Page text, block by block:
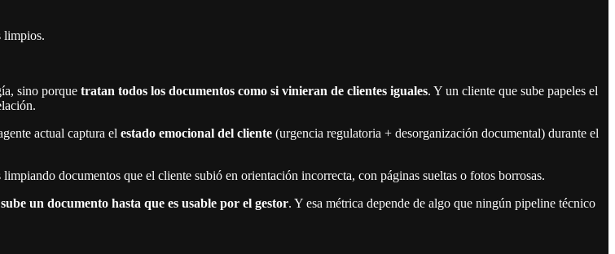
limpios.
sino porque tratan todos los documentos como si vinieran de clientes iguales. Y un cliente que sube papeles el
actual captura el estado emocional del cliente (urgencia regulatoria + desorganización documental) durante el
documentos que el cliente subió en orientación incorrecta, con páginas sueltas o fotos borrosas.
un documento hasta que es usable por el gestor. Y esa métrica depende de algo que ningún pipeline técnico